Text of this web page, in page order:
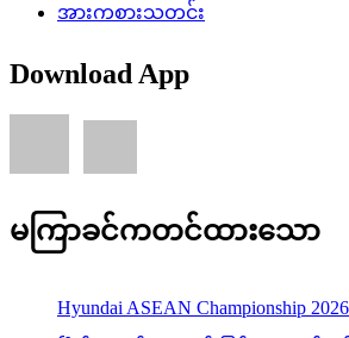
အားကစားသတင်း
Download App
မကြာခင်ကတင်ထားသော
Hyundai ASEAN Championship